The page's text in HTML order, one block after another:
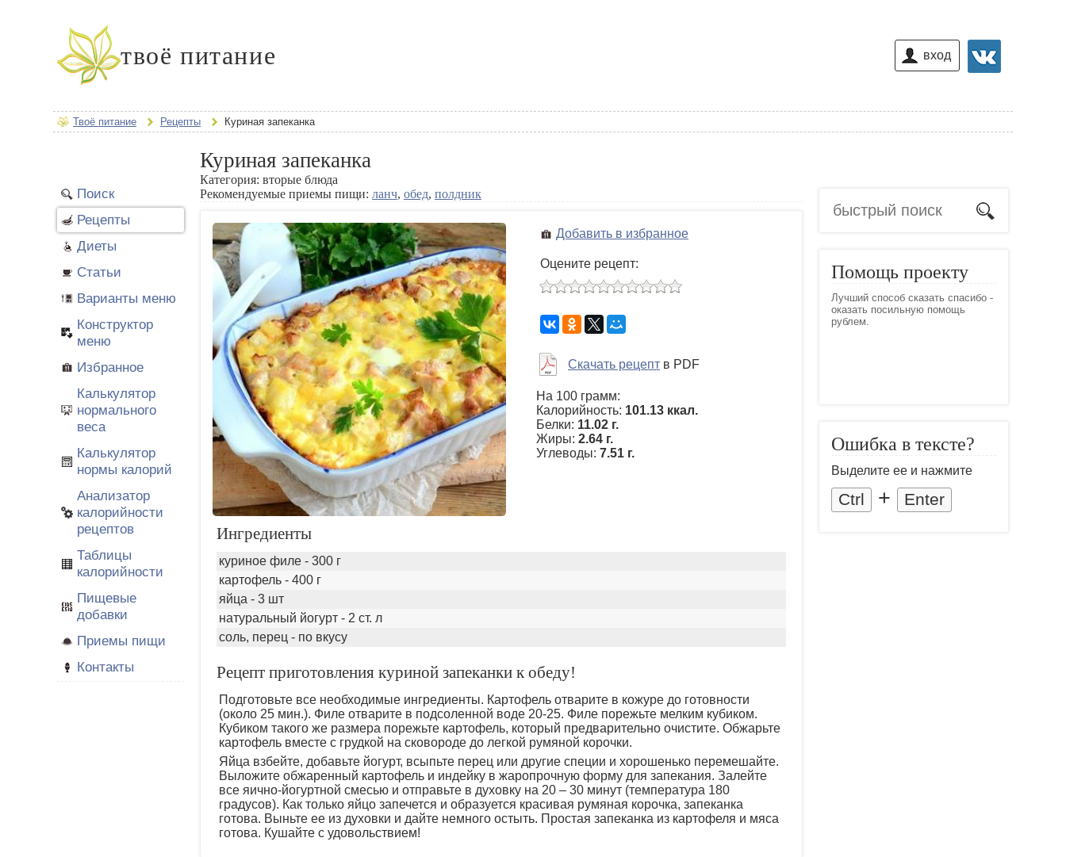
твоё питание вход
Твоё питание Рецепты Куриная запеканка
Поиск
Рецепты
Диеты
Статьи
Варианты меню
Конструктор
меню
Избранное
Калькулятор
нормального
веса
Калькулятор
нормы калорий
Анализатор
калорийности
рецептов
Таблицы
калорийности
Пищевые
добавки
Приемы пищи
Контакты
Куриная запеканка
Категория: вторые блюда
Рекомендуемые приемы пищи: ланч, обед, полдник
Добавить в избранное
Оцените рецепт:
Скачать рецепт в PDF
На 100 грамм:
Калорийность: 101.13 ккал.
Белки: 11.02 г.
Жиры: 2.64 г.
Углеводы: 7.51 г.
Ингредиенты
куриное филе - 300 г
картофель - 400 г
яйца - 3 шт
натуральный йогурт - 2 ст. л
соль, перец - по вкусу
Рецепт приготовления куриной запеканки к обеду!
Подготовьте все необходимые ингредиенты. Картофель отварите в кожуре до готовности
(около 25 мин.). Филе отварите в подсоленной воде 20-25. Филе порежьте мелким кубиком.
Кубиком такого же размера порежьте картофель, который предварительно очистите. Обжарьте
картофель вместе с грудкой на сковороде до легкой румяной корочки.
Яйца взбейте, добавьте йогурт, всыпьте перец или другие специи и хорошенько перемешайте.
Выложите обжаренный картофель и индейку в жаропрочную форму для запекания. Залейте
все яично-йогуртной смесью и отправьте в духовку на 20 – 30 минут (температура 180
градусов). Как только яйцо запечется и образуется красивая румяная корочка, запеканка
готова. Выньте ее из духовки и дайте немного остыть. Простая запеканка из картофеля и мяса
готова. Кушайте с удовольствием!
Помощь проекту
Лучший способ сказать спасибо -
оказать посильную помощь
рублем.
Ошибка в тексте?
Выделите ее и нажмите
Ctrl + Enter